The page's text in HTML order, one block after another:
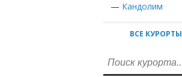
— Кандолим
ВСЕ КУРОРТЫ